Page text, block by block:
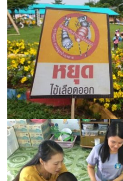
บ้านสวนศรีสุขโฮมสเตย์
บ้านฮิมนาปัว
บ้านไม้ปลายนา
ป.ปิ๊กโฮมสเตย์
ปรางค์ทองแมนชั่น
ปวินท์ศิลป์แกลอรี่แอนด์รีสอร์ท
ปัว พาโนราม่า รีสอร์ท
ปัวตรึงใจ๋ รีสอร์ท